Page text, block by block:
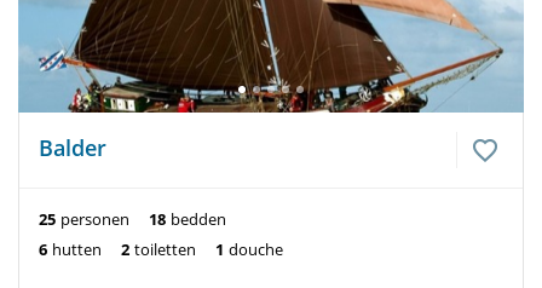
Balder
25 personen 18 bedden
6 hutten 2 toiletten 1 douche